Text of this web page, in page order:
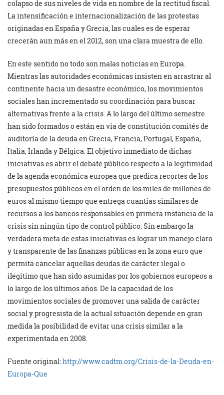
colapso de sus niveles de vida en nombre de la rectitud fiscal.
La intensificación e internacionalización de las protestas
originadas en España y Grecia, las cuales es de esperar
crecerán aun más en el 2012, son una clara muestra de ello.
En este sentido no todo son malas noticias en Europa.
Mientras las autoridades económicas insisten en arrastrar al
continente hacia un desastre económico, los movimientos
sociales han incrementado su coordinación para buscar
alternativas frente a la crisis. A lo largo del último semestre
han sido formados o están en vía de constitución comités de
auditoría de la deuda en Grecia, Francia, Portugal, España,
Italia, Irlanda y Bélgica. El objetivo inmediato de dichas
iniciativas es abrir el debate público respecto a la legitimidad
de la agenda económica europea que predica recortes de los
presupuestos públicos en el orden de los miles de millones de
euros al mismo tiempo que entrega cuantías similares de
recursos a los bancos responsables en primera instancia de la
crisis sin ningún tipo de control público. Sin embargo la
verdadera meta de estas iniciativas es lograr un manejo claro
y transparente de las finanzas públicas en la zona euro que
permita cancelar aquellas deudas de carácter ilegal o
ilegitimo que han sido asumidas por los gobiernos europeos a
lo largo de los últimos años. De la capacidad de los
movimientos sociales de promover una salida de carácter
social y progresista de la actual situación depende en gran
medida la posibilidad de evitar una crisis similar a la
experimentada en 2008.
Fuente original:http://www.cadtm.org/Crisis-de-la-Deuda-en-
Europa-Que